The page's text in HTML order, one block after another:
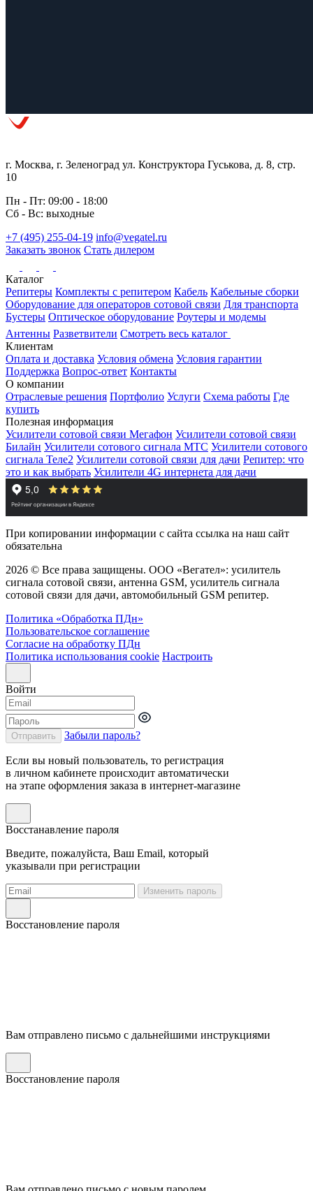
г. Москва, г. Зеленоград ул. Конструктора Гуськова, д. 8, стр.
10
Пн - Пт: 09:00 - 18:00
Сб - Вс: выходные
+7 (495) 255-04-19 info@vegatel.ru
Заказать звонок Стать дилером
Каталог
Репитеры Комплекты с репитером Кабель Кабельные сборки
Оборудование для операторов сотовой связи Для транспорта
Бустеры Оптическое оборудование Роутеры и модемы
Антенны Разветвители Смотреть весь каталог
Клиентам
Оплата и доставка Условия обмена Условия гарантии
Поддержка Вопрос-ответ Контакты
О компании
Отраслевые решения Портфолио Услуги Схема работы Где
купить
Полезная информация
Усилители сотовой связи Мегафон Усилители сотовой связи
Билайн Усилители сотового сигнала МТС Усилители сотового
сигнала Теле2 Усилители сотовой связи для дачи Репитер: что
это и как выбрать Усилители 4G интернета для дачи
При копировании информации с сайта ссылка на наш сайт
обязательна
2026 © Все права защищены. ООО «Вегател»: усилитель
сигнала сотовой связи, антенна GSM, усилитель сигнала
сотовой связи для дачи, автомобильный GSM репитер.
Политика «Обработка ПДн»
Пользовательское соглашение
Согласие на обработку ПДн
Политика использования cookie Настроить
Войти
Отправить Забыли пароль?
Если вы новый пользователь, то регистрация
в личном кабинете происходит автоматически
на этапе оформления заказа в интернет-магазине
Восстанавление пароля
Введите, пожалуйста, Ваш Email, который
указывали при регистрации
Изменить пароль
Восстановление пароля
Вам отправлено письмо с дальнейшими инструкциями
Восстановление пароля